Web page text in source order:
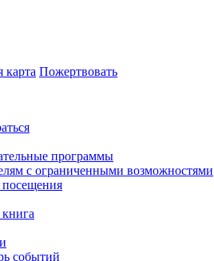
Пожертвовать
программы
с ограниченными возможностями
книга
событий